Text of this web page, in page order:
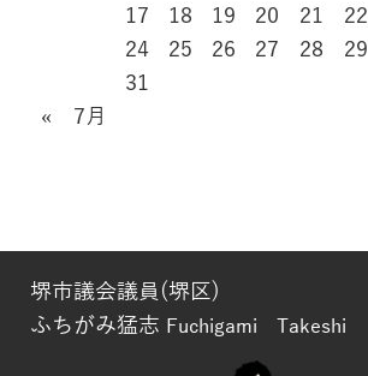
17
18 19 20 21 22
24
25 26 27 28 29
31
« 7月
堺市議会議員(堺区)
ふちがみ猛志 Fuchigami Takeshi